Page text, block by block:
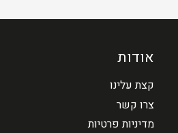
אודות
קצת עלינו
צרו קשר
מדיניות פרטיות